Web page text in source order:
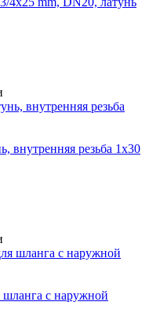
внутренняя резьба 1x30
с наружной